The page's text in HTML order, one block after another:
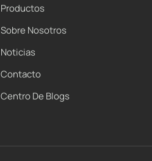
Productos
Sobre Nosotros
Noticias
Contacto
Centro De Blogs